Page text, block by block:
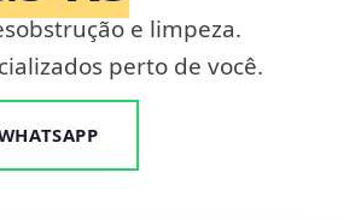
e limpeza.
perto de você.